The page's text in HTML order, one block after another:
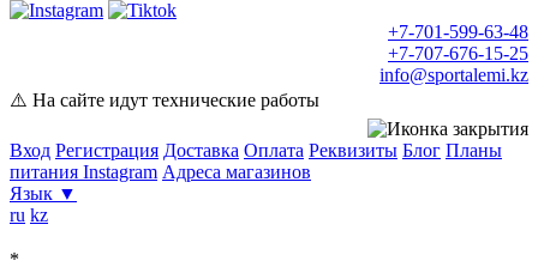
+7-701-599-63-48
+7-707-676-15-25
info@sportalemi.kz
⚠️ На сайте идут технические работы
Вход Регистрация Доставка Оплата Реквизиты Блог Планы
питания Instagram Адреса магазинов
Язык ▼
ru kz